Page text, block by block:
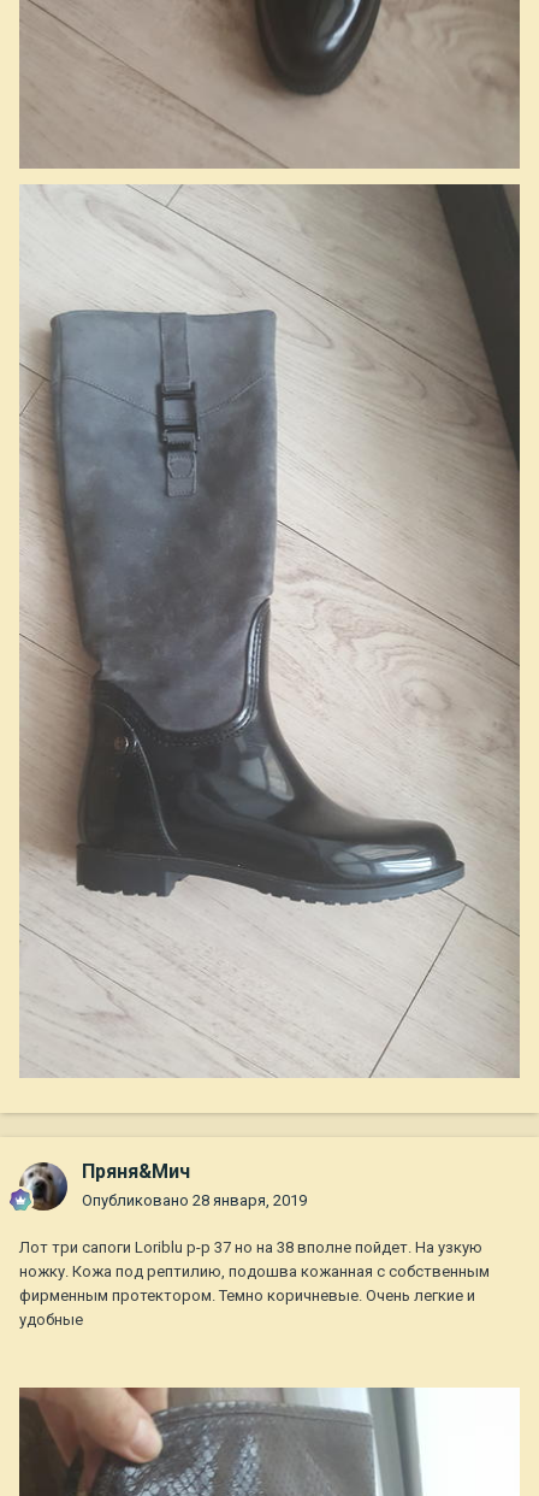
Пряня&Мич
Опубликовано 28 января, 2019
Лот три сапоги Loriblu р-р 37 но на 38 вполне пойдет. На узкую
ножку. Кожа под рептилию, подошва кожанная с собственным
фирменным протектором. Темно коричневые. Очень легкие и
удобные